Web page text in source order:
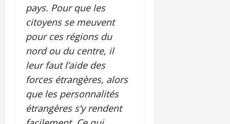
pays. Pour que les
citoyens se meuvent
pour ces régions du
nord ou du centre, il
leur faut l’aide des
forces étrangères, alors
que les personnalités
étrangères s’y rendent